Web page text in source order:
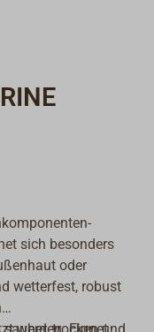
sich besonders
oder
wetterfest, robust